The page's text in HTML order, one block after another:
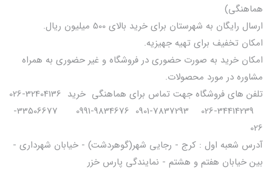
هماهنگی)
ارسال رایگان به شهرستان برای خرید بالای 500 میلیون ریال.
امکان تخفیف برای تهیه جهیزیه.
امکان خرید به صورت حضوری در فروشگاه و غیر حضوری به همراه
مشاوره در مورد محصولات.
تلفن های فروشگاه جهت تماس برای هماهنگی خرید 32404136-026
34414239-026 7837293-0901 9834676-0991 33506677-
026
آدرس شعبه اول : کرج - رجایی شهر(گوهردشت) - خیابان شهرداری -
بین خیابان هفتم و هشتم - نمایندگی پارس خزر